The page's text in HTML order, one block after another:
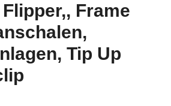
Frame
Tip Up